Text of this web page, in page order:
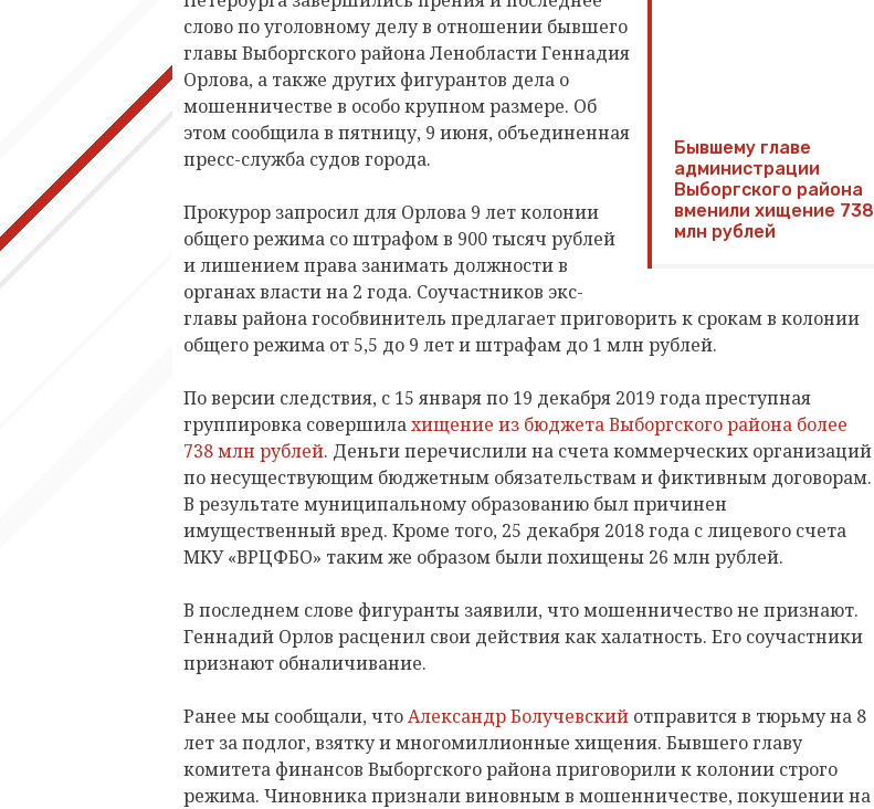
Бывшему главе
администрации
Выборгского района
вменили хищение 738
млн рублей
слово по уголовному делу в отношении бывшего
главы Выборгского района Ленобласти Геннадия
Орлова, а также других фигурантов дела о
мошенничестве в особо крупном размере. Об
этом сообщила в пятницу, 9 июня, объединенная
пресс-служба судов города.
Прокурор запросил для Орлова 9 лет колонии
общего режима со штрафом в 900 тысяч рублей
и лишением права занимать должности в
органах власти на 2 года. Соучастников экс-
главы района гособвинитель предлагает приговорить к срокам в колонии
общего режима от 5,5 до 9 лет и штрафам до 1 млн рублей.
По версии следствия, с 15 января по 19 декабря 2019 года преступная
группировка совершилахищение из бюджета Выборгского района более
738 млн рублей. Деньги перечислили на счета коммерческих организаций
по несуществующим бюджетным обязательствам и фиктивным договорам.
В результате муниципальному образованию был причинен
имущественный вред. Кроме того, 25 декабря 2018 года с лицевого счета
МКУ «ВРЦФБО» таким же образом были похищены 26 млн рублей.
В последнем слове фигуранты заявили, что мошенничество не признают.
Геннадий Орлов расценил свои действия как халатность. Его соучастники
признают обналичивание.
Ранее мы сообщали, чтоАлександр Болучевский отправится в тюрьму на 8
лет за подлог, взятку и многомиллионные хищения. Бывшего главу
комитета финансов Выборгского района приговорили к колонии строго
режима. Чиновника признали виновным в мошенничестве, покушении на